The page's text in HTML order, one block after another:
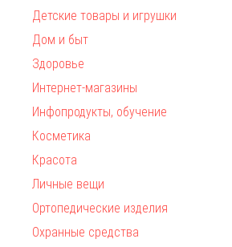
Детские товары и игрушки
Дом и быт
Здоровье
Интернет-магазины
Инфопродукты, обучение
Косметика
Красота
Личные вещи
Ортопедические изделия
Охранные средства